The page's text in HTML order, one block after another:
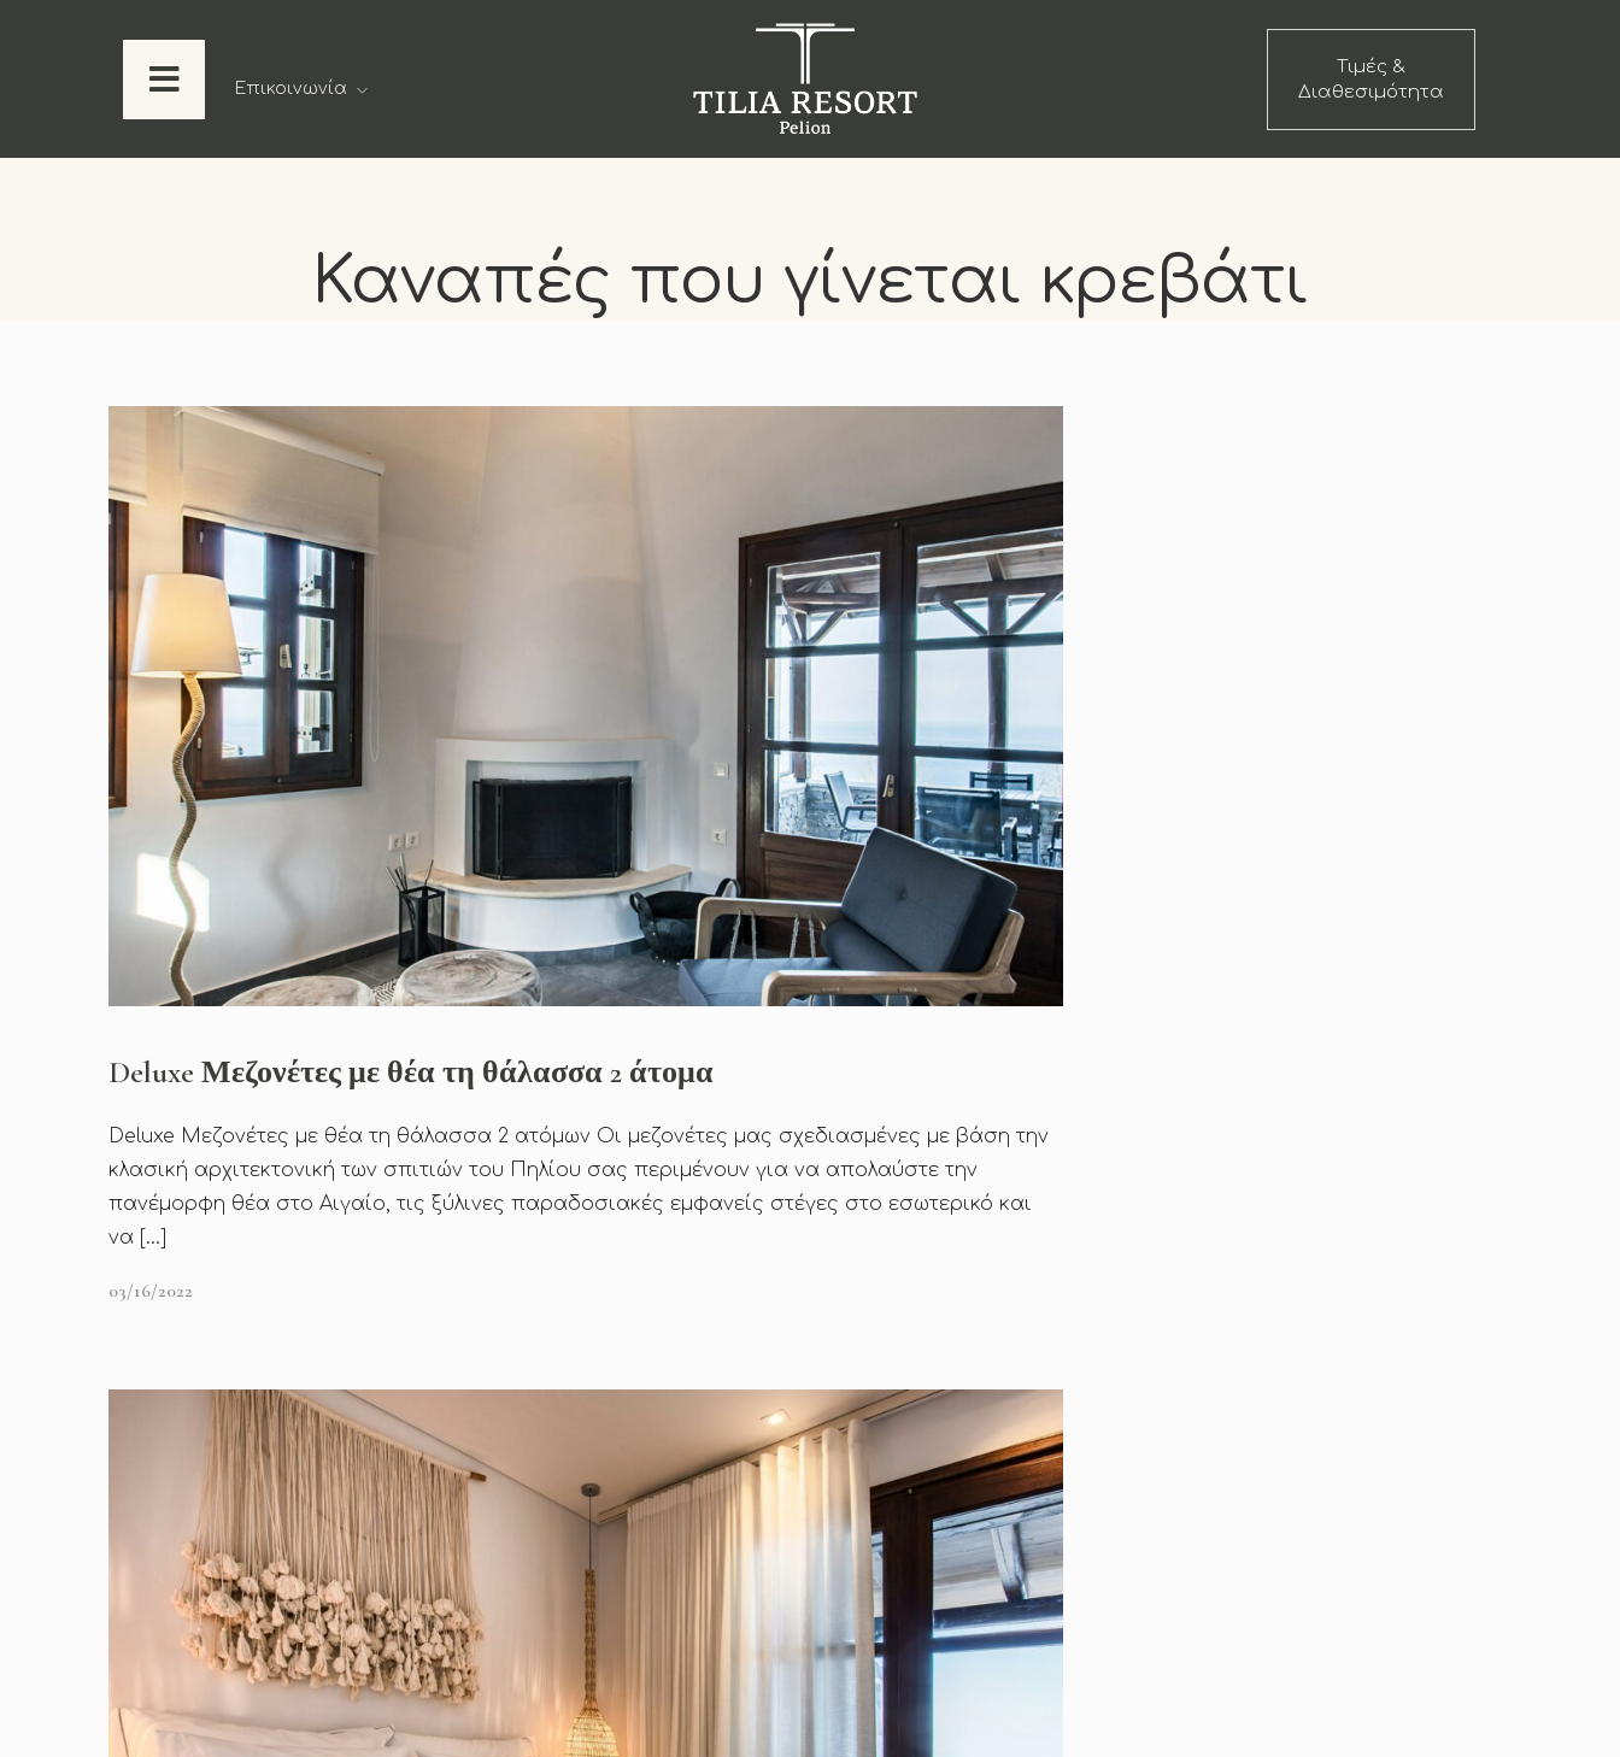
Επικοινωνία
Τιμές &
Διαθεσιμότητα
Καναπές που γίνεται κρεβάτι
Deluxe Μεζονέτες με θέα τη θάλασσα 2 άτομα
Deluxe Μεζονέτες με θέα τη θάλασσα 2 ατόμων Οι μεζονέτες μας σχεδιασμένες με βάση την
κλασική αρχιτεκτονική των σπιτιών του Πηλίου σας περιμένουν για να απολαύστε την
πανέμορφη θέα στο Αιγαίο, τις ξύλινες παραδοσιακές εμφανείς στέγες στο εσωτερικό και
να […]
03/16/2022
Home
About Us
Rooms
Restaurant
Rooms
Superior Room
Signature Room
Luxury Suite Room
Check Availability
Address
info@hoteller.com